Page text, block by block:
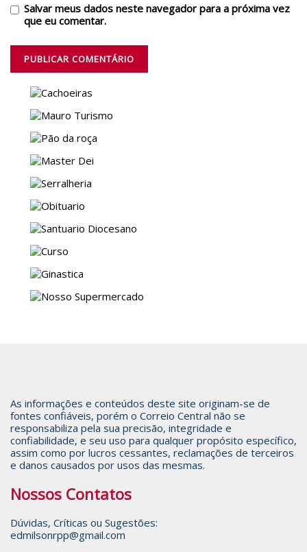
Salvar meus dados neste navegador para a próxima vez
que eu comentar.
As informações e conteúdos deste site originam-se de
fontes confiáveis, porém o Correio Central não se
responsabiliza pela sua precisão, integridade e
confiabilidade, e seu uso para qualquer propósito específico,
assim como por lucros cessantes, reclamações de terceiros
e danos causados por usos das mesmas.
Nossos Contatos
Dúvidas, Críticas ou Sugestões:
edmilsonrpp@gmail.com